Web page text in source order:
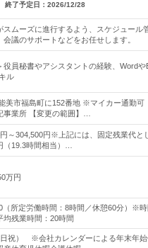
終了予定日： 2026/12/28
スムーズに進行するよう、スケジュール
会議のサポートなどをお任せします。
役員秘書やアシスタントの経験、Word
ル
美市福島町に152番地 ※マイカー通勤可
事業所 【変更の範囲】…
～304,500円※上記には、固定残業代と
（19.3時間相当）…
万円
（所定労働時間：8時間／休憩60分）※
残業時間：20時間
祝） ※会社カレンダーによる年末年始